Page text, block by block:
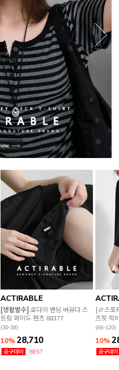
ACTIRABLE
[생활발수] 로다이 밴딩 버뮤다 스
트링 와이드 팬츠 88377
(30-38)
10% 28,710
[🏈스포
즈핏 럭
(66-120)
10%